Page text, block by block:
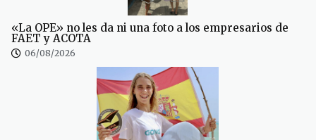
«La OPE» no les da ni una foto a los empresarios de
FAET y ACOTA
06/08/2026